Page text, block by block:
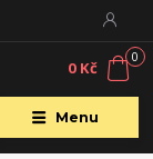
Menu
0
0 Kč